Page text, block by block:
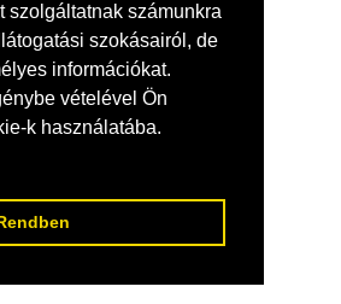
szolgáltatnak számunkra
szokásairól, de
információkat.
vételével Ön
k használatába.
20 21 22
27 28